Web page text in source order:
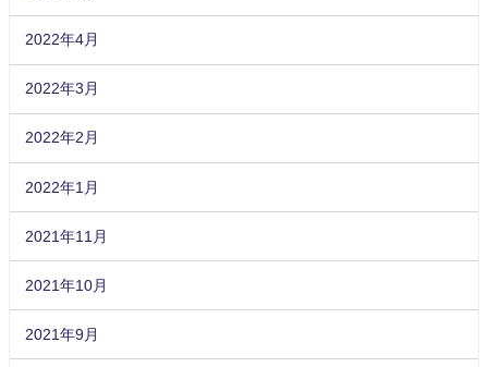
2022年4月
2022年3月
2022年2月
2022年1月
2021年11月
2021年10月
2021年9月